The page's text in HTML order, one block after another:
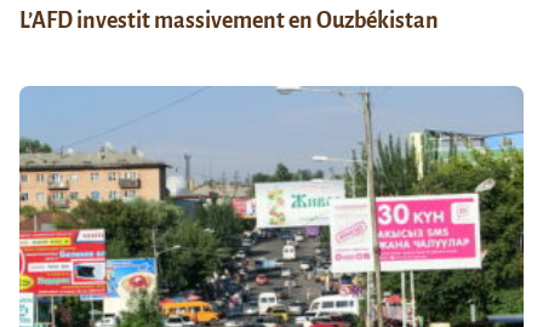
L’AFD investit massivement en Ouzbékistan